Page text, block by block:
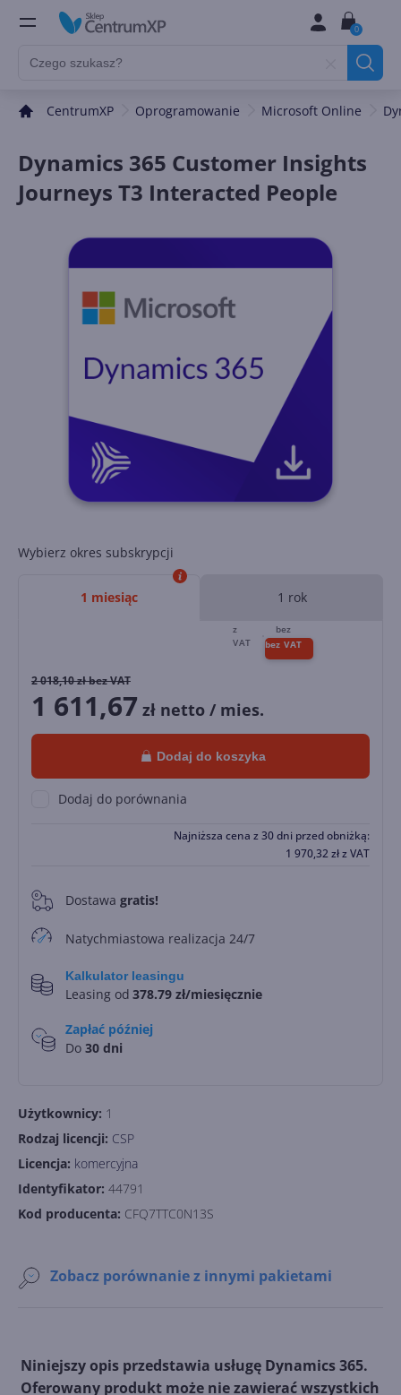
0
CentrumXP Oprogramowanie Microsoft Online
Dynamics 365 Customer Insights
Journeys T3 Interacted People
Wybierz okres subskrypcji
1 miesiąc 1 rok
2 018,10zł bez VAT
1 611,67 zł netto / mies.
Dodaj do koszyka
Dodaj do porównania
Najniższa cena z 30 dni przed obniżką:
1 970,32złz VAT
0 Dostawa gratis!
Natychmiastowa realizacja 24/7
Kalkulator leasingu
Leasing od 378.79 zł/miesięcznie
Zapłać później
Do 30 dni
Użytkownicy: 1
Rodzaj licencji: CSP
Licencja: komercyjna
Identyfikator: 44791
Kod producenta: CFQ7TTC0N13S
Zobacz porównanie z innymi pakietami
Niniejszy opis przedstawia usługę Dynamics 365.
Oferowany produkt może nie zawierać wszystkich